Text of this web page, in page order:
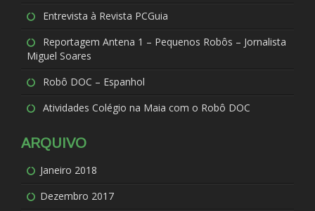
Entrevista à Revista PCGuia
Reportagem Antena 1 – Pequenos Robôs – Jornalista
Miguel Soares
Robô DOC – Espanhol
Atividades Colégio na Maia com o Robô DOC
ARQUIVO
Janeiro 2018
Dezembro 2017